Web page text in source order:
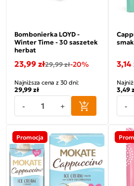
Bombonierka LOYD -
Winter Time - 30 saszetek
herbat
23,99 zł29,99 zł-20%
Najniższa cena z 30 dni:
29,99 zł
- +
3,14
3,49
-
Promocja